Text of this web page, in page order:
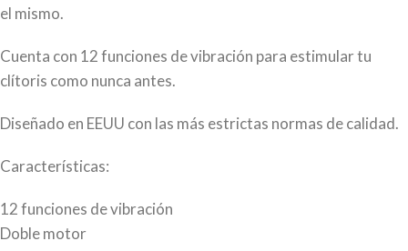
el mismo.
Cuenta con 12 funciones de vibración para estimular tu
clítoris como nunca antes.
Diseñado en EEUU con las más estrictas normas de calidad.
Características:
12 funciones de vibración
Doble motor